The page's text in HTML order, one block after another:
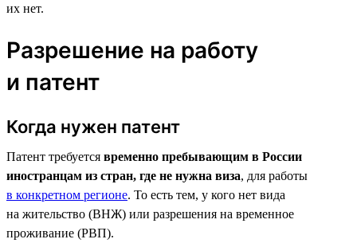
их нет.
Разрешение на работу
и патент
Когда нужен патент
Патент требуется временно пребывающим в России
иностранцам из стран, где не нужна виза, для работы
в конкретном регионе. То есть тем, у кого нет вида
на жительство (ВНЖ) или разрешения на временное
проживание (РВП).